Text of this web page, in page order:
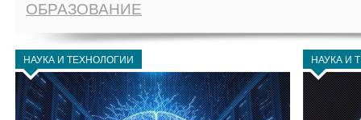
ОБРАЗОВАНИЕ
НАУКА И ТЕХНОЛОГИИ НАУКА И